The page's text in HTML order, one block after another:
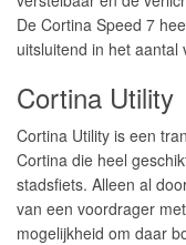
De Cortina Speed 7
uitsluitend in het aantal
Cortina Utility
Cortina Utility is een
Cortina die heel
stadsfiets. Alleen al
van een voordrager
mogelijkheid om daar